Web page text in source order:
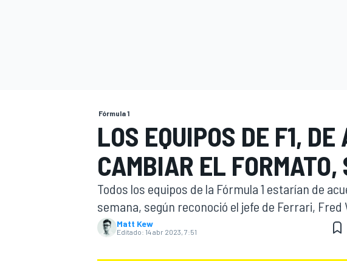
Fórmula 1
LOS EQUIPOS DE F1, DE
CAMBIAR EL FORMATO,
Todos los equipos de la Fórmula 1 estarían de
semana, según reconoció el jefe de Ferrari, Fred
Matt Kew
Editado: 14 abr 2023, 7:51